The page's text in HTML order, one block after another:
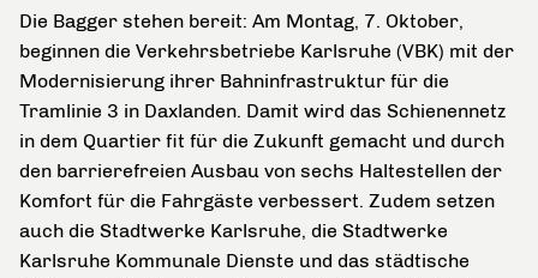
Die Bagger stehen bereit: Am Montag, 7. Oktober,
beginnen die Verkehrsbetriebe Karlsruhe (VBK) mit der
Modernisierung ihrer Bahninfrastruktur für die
Tramlinie 3 in Daxlanden. Damit wird das Schienennetz
in dem Quartier fit für die Zukunft gemacht und durch
den barrierefreien Ausbau von sechs Haltestellen der
Komfort für die Fahrgäste verbessert. Zudem setzen
auch die Stadtwerke Karlsruhe, die Stadtwerke
Karlsruhe Kommunale Dienste und das städtische